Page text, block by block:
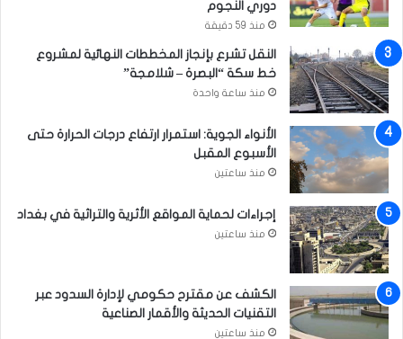
دوري النجوم
منذ 59 دقيقة
النقل تشرع بإنجاز المخططات النهائية لمشروع
خط سكة “البصرة – شلامجة”
منذ ساعة واحدة
الأنواء الجوية: استمرار ارتفاع درجات الحرارة حتى
الأسبوع المقبل
منذ ساعتين
إجراءات لحماية المواقع الأثرية والتراثية في بغداد
منذ ساعتين
الكشف عن مقترح حكومي لإدارة السدود عبر
التقنيات الحديثة والأقمار الصناعية
منذ ساعتين